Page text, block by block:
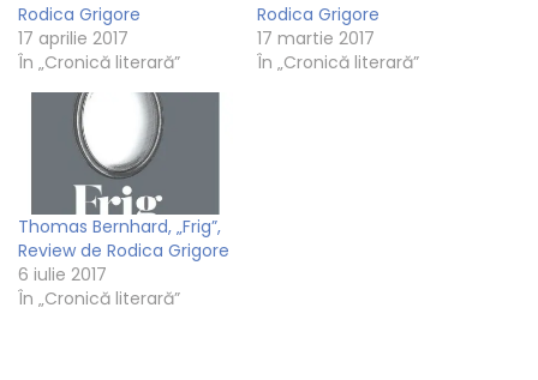
Rodica Grigore
17 aprilie 2017
În „Cronică literară”
Rodica Grigore
17 martie 2017
În „Cronică literară”
Thomas Bernhard, „Frig”,
Review de Rodica Grigore
6 iulie 2017
În „Cronică literară”